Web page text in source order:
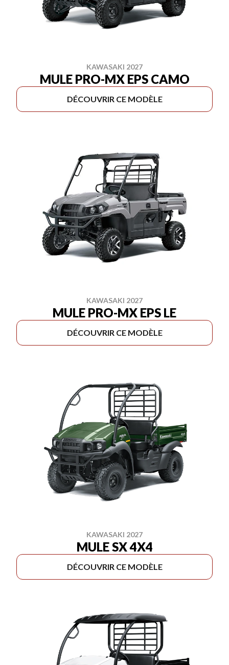
KAWASAKI 2027
MULE PRO-MX EPS CAMO
DÉCOUVRIR CE MODÈLE
KAWASAKI 2027
MULE PRO-MX EPS LE
DÉCOUVRIR CE MODÈLE
KAWASAKI 2027
MULE SX 4X4
DÉCOUVRIR CE MODÈLE